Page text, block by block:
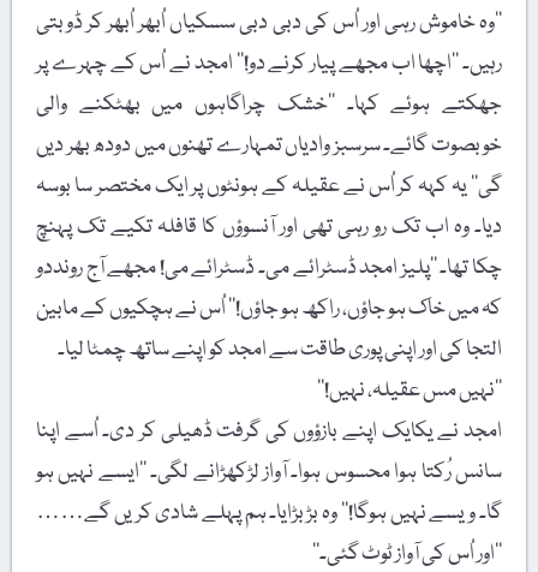
’’وہ خاموش رہی اور اُس کی دبی دبی سسکیاں اُبھر اُبھر کر ڈوبتی
رہیں۔ ’’اچھا اب مجھے پیار کرنے دو!‘‘ امجد نے اُس کے چہرے پر
جھکتے ہوئے کہا۔ ’’خشک چراگاہوں میں بھٹکنے والی
خوبصوت گائے۔ سرسبز وادیاں تمہارے تھنوں میں دودھ بھر دیں
گی‘‘ یہ کہہ کر اُس نے عقیلہ کے ہونٹوں پر ایک مختصر سا بوسہ
دیا۔ وہ اب تک رو رہی تھی اور آنسوؤں کا قافلہ تکیے تک پہنچ
چکا تھا۔ ’’پلیز امجد ڈسٹرائے می۔ ڈسٹرائے می! مجھے آج رونددو
کہ میں خاک ہو جاؤں، راکھ ہو جاؤں!‘‘ اُس نے ہچکیوں کے مابین
التجا کی اور اپنی پوری طاقت سے امجد کو اپنے ساتھ چمٹا لیا۔
’’نہیں مس عقیلہ، نہیں!‘‘
امجد نے یکایک اپنے بازؤوں کی گرفت ڈھیلی کر دی۔ اُسے اپنا
سانس رُکتا ہوا محسوس ہوا۔ آواز لڑکھڑانے لگی۔ ’’ایسے نہیں ہو
گا۔ ویسے نہیں ہوگا!‘‘ وہ بڑبڑایا۔ ہم پہلے شادی کریں گے……
’’اور اُس کی آواز ٹوٹ گئی۔‘‘